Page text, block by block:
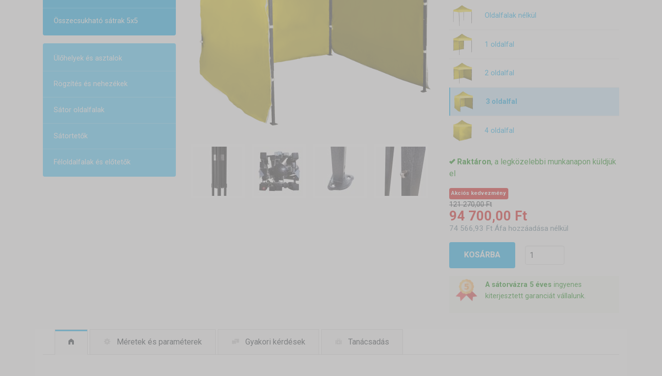
Összecsukható sátrak 5x5
Ülőhelyek és asztalok
Rögzítés és nehezékek
Sátor oldalfalak
Sátortetők
Féloldalfalak és előtetők
Oldalfalak nélkül
1 oldalfal
2 oldalfal
3 oldalfal
4 oldalfal
Raktáron, a legközelebbi munkanapon küldjük
el
Akciós kedvezmény
121 270,00 Ft
94 700,00 Ft
74 566,93 Ft Áfa hozzáadása nélkül
KOSÁRBA
A sátorvázra 5 éves ingyenes
kiterjesztett garanciát vállalunk.
Méretek és paraméterek Gyakori kérdések Tanácsadás